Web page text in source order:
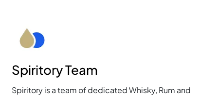
Spiritory Team
Spiritory is a team of dedicated Whisky, Rum and